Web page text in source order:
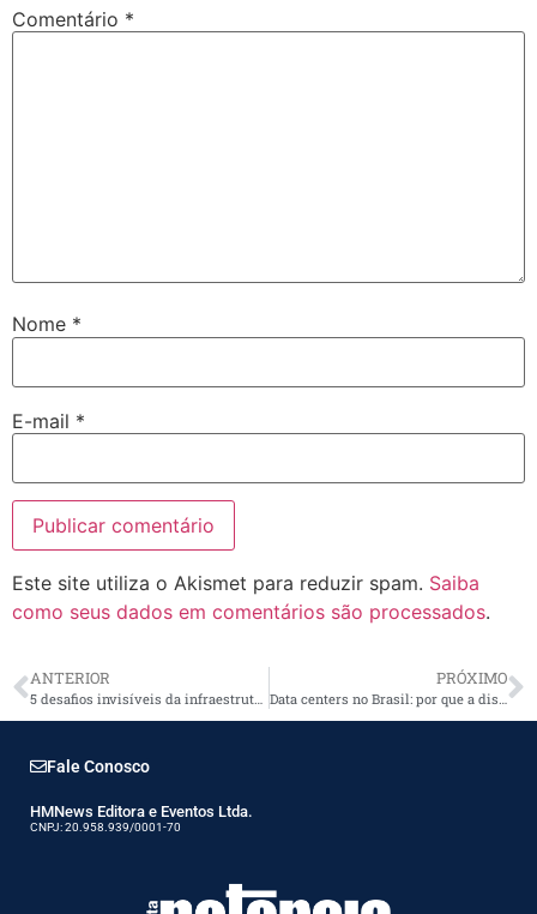
Comentário *
Nome *
E-mail *
Este site utiliza o Akismet para reduzir spam. Saiba
como seus dados em comentários são processados.
ANTERIOR
5 desafios invisíveis da infraestrutura elétrica que podem afetar a eficiência e a disponibilidade das operações
PRÓXIMO
Data centers no Brasil: por que a disputa agora é por energia, conexão e engenharia
Fale Conosco
HMNews Editora e Eventos Ltda.
CNPJ: 20.958.939/0001-70